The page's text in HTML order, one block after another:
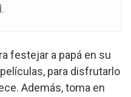
festejar a papá en su
para disfrutarlo
Además, toma en